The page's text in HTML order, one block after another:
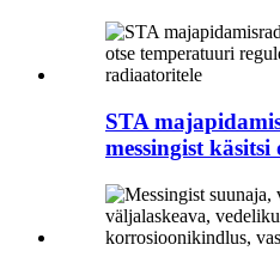
STA
messingist käsitsi